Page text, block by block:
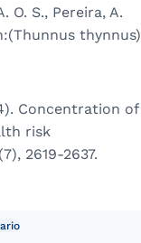
O. S., Pereira, A.
thynnus)
Concentration of
risk
(7), 2619-2637.